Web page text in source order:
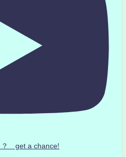
？ get a chance!